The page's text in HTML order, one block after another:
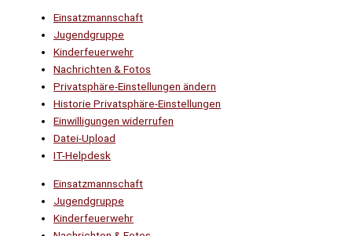
Einsatzmannschaft
Jugendgruppe
Kinderfeuerwehr
Nachrichten & Fotos
Privatsphäre-Einstellungen ändern
Historie Privatsphäre-Einstellungen
Einwilligungen widerrufen
Datei-Upload
IT-Helpdesk
Einsatzmannschaft
Jugendgruppe
Kinderfeuerwehr